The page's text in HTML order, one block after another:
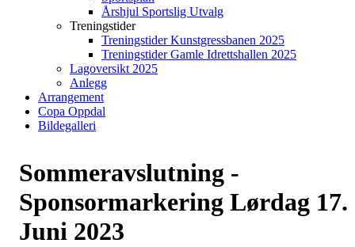
Årshjul Sportslig Utvalg
Treningstider
Treningstider Kunstgressbanen 2025
Treningstider Gamle Idrettshallen 2025
Lagoversikt 2025
Anlegg
Arrangement
Copa Oppdal
Bildegalleri
Sommeravslutning -
Sponsormarkering Lørdag 17.
Juni 2023